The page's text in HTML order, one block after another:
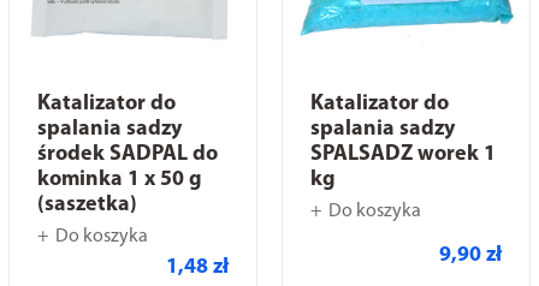
Katalizator do
spalania sadzy
środek SADPAL do
kominka 1 x 50 g
(saszetka)
Do koszyka
1,48 zł
Katalizator do
spalania sadzy
SPALSADZ worek 1
kg
Do koszyka
9,90 zł